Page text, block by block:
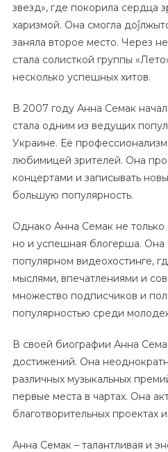
звезд», где покорила сердца
харизмой. Она смогла
заняла второе место. Через
стала солисткой группы
несколько успешных хитов.
В 2007 году Анна Семак
стала одним из ведущих
Украине. Её
любимицей зрителей. Она
концертами и записывать
большую популярность.
Однако Анна Семак не
но и успешная блогерша. Она
популярном видеохостинге,
мыслями, впечатлениями и
множество подписчиков и
популярностью среди
В своей биографии Анна
достижений. Она
различных музыкальных
первые места в чартах. Она
благотворительных
Анна Семак – талантливая и